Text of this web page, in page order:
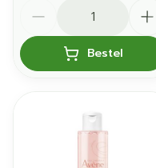
Bestel